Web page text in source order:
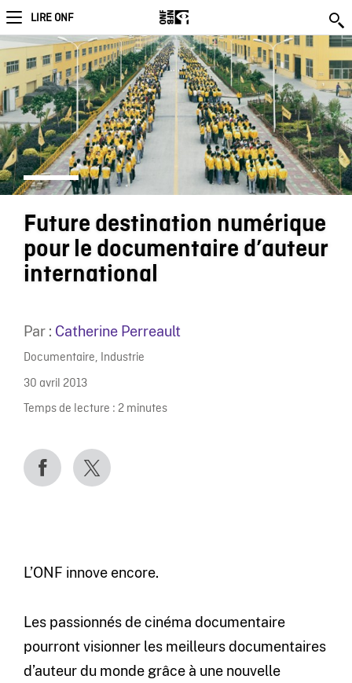
LIRE ONF
Future destination numérique
pour le documentaire d’auteur
international
Par : Catherine Perreault
Documentaire, Industrie
30 avril 2013
Temps de lecture : 2 minutes
L’ONF innove encore.
Les passionnés de cinéma documentaire
pourront visionner les meilleurs documentaires
d’auteur du monde grâce à une nouvelle